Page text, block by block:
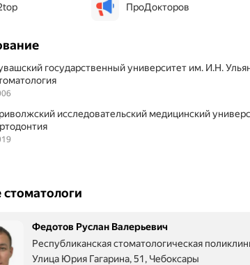
ПроДокторов
государственный университет им. И.Н.
Приволжский исследовательский медицинский
Ортодонтия
Федотов Руслан Валерьевич
Республиканская стоматологическая
Улица Юрия Гагарина, 51, Чебоксары